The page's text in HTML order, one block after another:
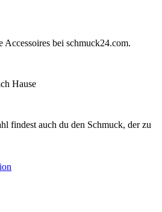
Accessoires bei schmuck24.com.
Hause
findest auch du den Schmuck, der zu